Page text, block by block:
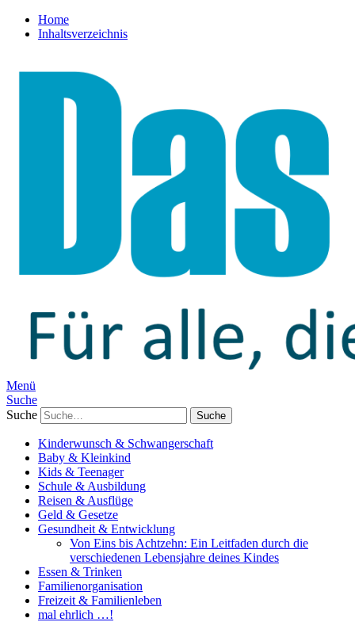
Home
Inhaltsverzeichnis
Menü
Suche
Suche
Kinderwunsch & Schwangerschaft
Baby & Kleinkind
Kids & Teenager
Schule & Ausbildung
Reisen & Ausflüge
Geld & Gesetze
Gesundheit & Entwicklung
Von Eins bis Achtzehn: Ein Leitfaden durch die
verschiedenen Lebensjahre deines Kindes
Essen & Trinken
Familienorganisation
Freizeit & Familienleben
mal ehrlich …!